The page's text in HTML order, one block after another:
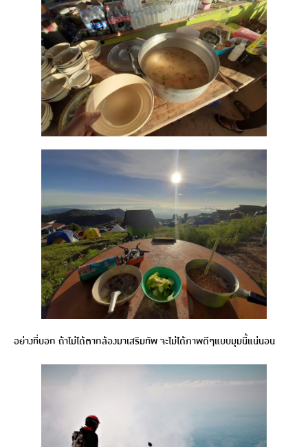
อย่างที่บอก ถ้าไม่ได้ตากล้องมาเสริมทัพ จะไม่ได้ภาพดีๆแบบมุมนี้แน่นอน